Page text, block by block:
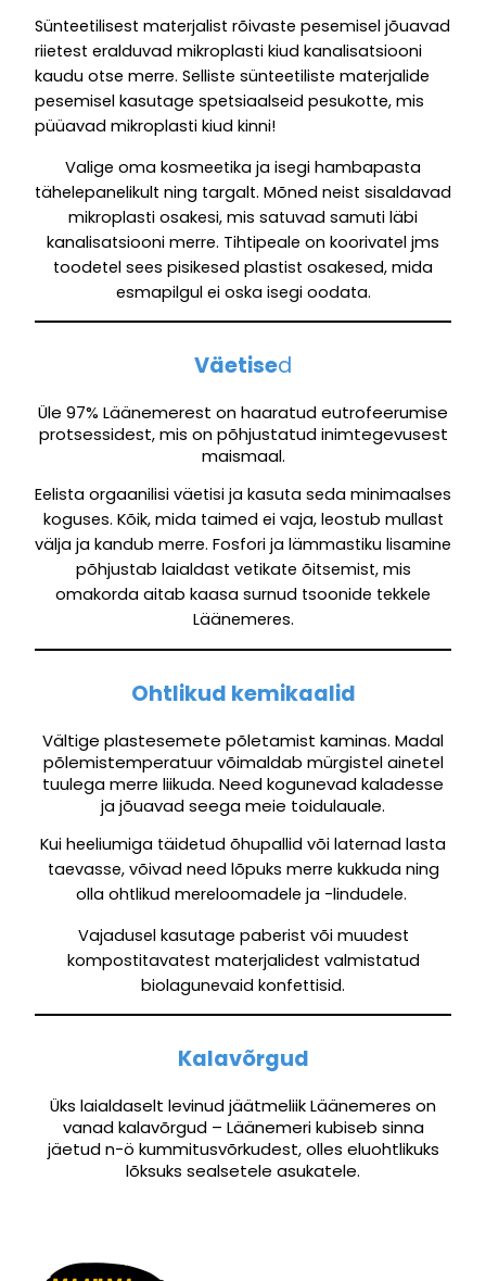
Sünteetilisest materjalist rõivaste pesemisel jõuavad
riietest eralduvad mikroplasti kiud kanalisatsiooni
kaudu otse merre. Selliste sünteetiliste materjalide
pesemisel kasutage spetsiaalseid pesukotte, mis
püüavad mikroplasti kiud kinni!
Valige oma kosmeetika ja isegi hambapasta
tähelepanelikult ning targalt. Mõned neist sisaldavad
mikroplasti osakesi, mis satuvad samuti läbi
kanalisatsiooni merre. Tihtipeale on koorivatel jms
toodetel sees pisikesed plastist osakesed, mida
esmapilgul ei oska isegi oodata.
Väetised
Üle 97% Läänemerest on haaratud eutrofeerumise
protsessidest, mis on põhjustatud inimtegevusest
maismaal.
Eelista orgaanilisi väetisi ja kasuta seda minimaalses
koguses. Kõik, mida taimed ei vaja, leostub mullast
välja ja kandub merre. Fosfori ja lämmastiku lisamine
põhjustab laialdast vetikate õitsemist, mis
omakorda aitab kaasa surnud tsoonide tekkele
Läänemeres.
Ohtlikud kemikaalid
Vältige plastesemete põletamist kaminas. Madal
põlemistemperatuur võimaldab mürgistel ainetel
tuulega merre liikuda. Need kogunevad kaladesse
ja jõuavad seega meie toidulauale.
Kui heeliumiga täidetud õhupallid või laternad lasta
taevasse, võivad need lõpuks merre kukkuda ning
olla ohtlikud mereloomadele ja -lindudele.
Vajadusel kasutage paberist või muudest
kompostitavatest materjalidest valmistatud
biolagunevaid konfettisid.
Kalavõrgud
Üks laialdaselt levinud jäätmeliik Läänemeres on
vanad kalavõrgud – Läänemeri kubiseb sinna
jäetud n-ö kummitusvõrkudest, olles eluohtlikuks
lõksuks sealsetele asukatele.